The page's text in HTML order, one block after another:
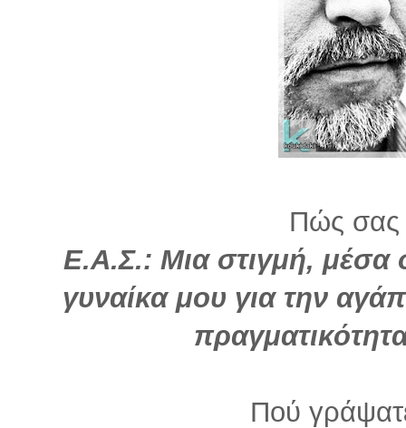
Πώς σας
Ε.Α.Σ.: Μια στιγμή, μέσα
γυναίκα μου για την
Πού